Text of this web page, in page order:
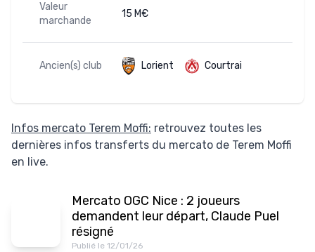
Valeur
marchande
15 M€
Ancien(s) club Lorient Courtrai
Infos mercato Terem Moffi: retrouvez toutes les
dernières infos transferts du mercato de Terem Moffi
en live.
Mercato OGC Nice : 2 joueurs
demandent leur départ, Claude Puel
résigné
Publié le 12/01/26